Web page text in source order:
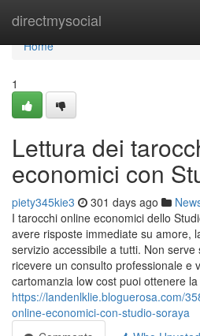
directmysocial
Home
Home
1
Lettura dei
economici con
piety345kie3 301 days ago
I tarocchi online economici dello
avere risposte immediate su amore,
servizio accessibile a tutti. Non
ricevere un consulto professionale e
cartomanzia low cost puoi ottenere
https://landenlklie.bloguerosa.com/
online-economici-con-studio-soraya